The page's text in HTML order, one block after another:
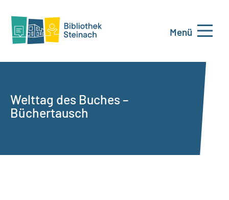
Menü
Welttag des Buches –
Büchertausch